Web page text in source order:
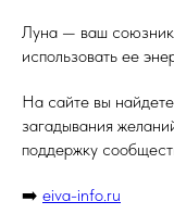
Луна — ваш союзник
использовать ее
На сайте вы
загадывания
поддержку
➡️ eiva-info.ru